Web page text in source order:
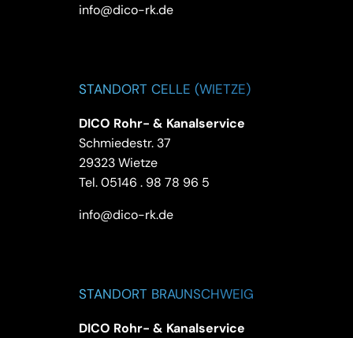
info@dico-rk.de
STANDORT CELLE (WIETZE)
DICO Rohr- & Kanalservice
Schmiedestr. 37
29323 Wietze
Tel.05146 . 98 78 96 5
info@dico-rk.de
STANDORT BRAUNSCHWEIG
DICO Rohr- & Kanalservice